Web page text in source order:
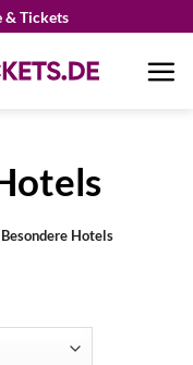
& Tickets
Besondere Hotels